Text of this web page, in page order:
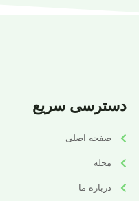
دسترسی سریع
صفحه اصلی
مجله
درباره ما